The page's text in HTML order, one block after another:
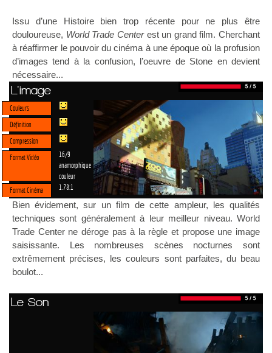
Issu d’une Histoire bien trop récente pour ne plus être
douloureuse, World Trade Centerest un grand film. Cherchant
à réaffirmer le pouvoir du cinéma à une époque où la profusion
d’images tend à la confusion, l’oeuvre de Stone en devient
nécessaire...
L'image
Couleurs
Définition
Compression
Format Vidéo
16/9
anamorphique
couleur
Format Cinéma
1.78:1
Bien évidement, sur un film de cette ampleur, les qualités
techniques sont généralement à leur meilleur niveau. World
Trade Center ne déroge pas à la règle et propose une image
saisissante. Les nombreuses scènes nocturnes sont
extrêmement précises, les couleurs sont parfaites, du beau
boulot...
Le Son